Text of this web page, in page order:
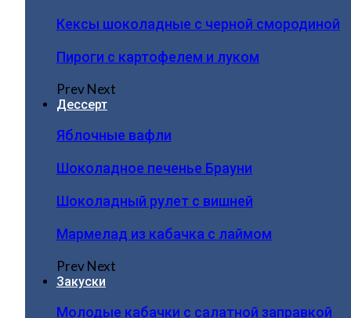
Кексы шоколадные с черной смородиной
Пироги c картофелем и луком
PrevNext
Дессерт
Яблочные вафли
Шоколадное печенье Брауни
Шоколадный рулет с вишней
Мармелад из кабачка с лаймом
PrevNext
Закуски
Молодые кабачки с салатной заправкой